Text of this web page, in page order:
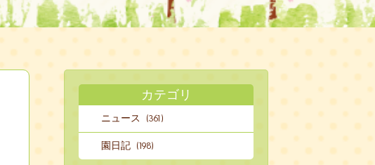
カテゴリ
ニュース (361)
園日記 (198)